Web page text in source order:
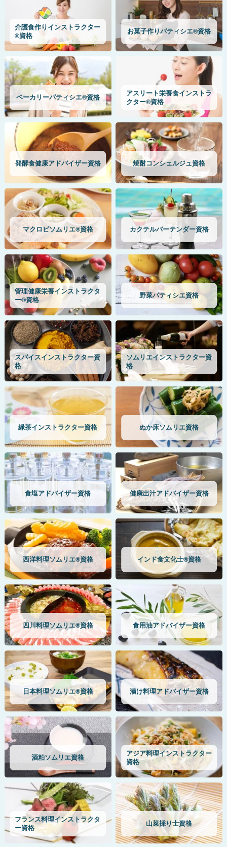
介護食作りインストラクター
®資格
お菓子作りパティシエ®資格
ベーカリーパティシエ®資格
アスリート栄養食インストラ
クター®資格
発酵食健康アドバイザー資格 焼酎コンシェルジュ資格
マクロビソムリエ®資格 カクテルバーテンダー資格
管理健康栄養インストラクタ
ー®資格
野菜パティシエ資格
スパイスインストラクター資
格
ソムリエインストラクター資
格
緑茶インストラクター資格 ぬか床ソムリエ資格
食塩アドバイザー資格 健康出汁アドバイザー資格
西洋料理ソムリエ®資格 インド食文化士®資格
四川料理ソムリエ®資格 食用油アドバイザー資格
日本料理ソムリエ®資格 漬け料理アドバイザー資格
酒粕ソムリエ資格
アジア料理インストラクター
資格
フランス料理インストラクタ
ー資格
山菜採り士資格